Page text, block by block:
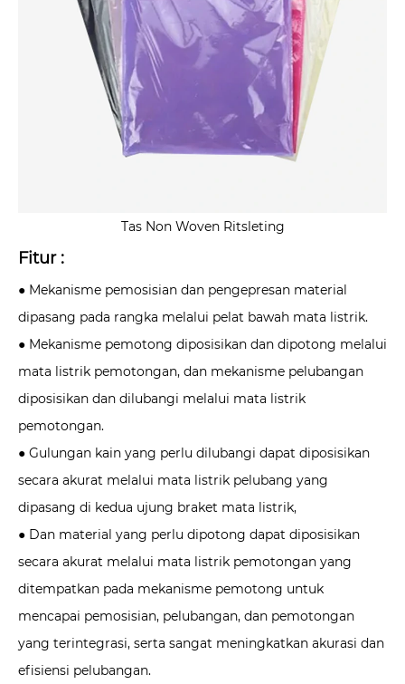
Tas Non Woven Ritsleting
Fitur :
● Mekanisme pemosisian dan pengepresan material
dipasang pada rangka melalui pelat bawah mata listrik.
● Mekanisme pemotong diposisikan dan dipotong melalui
mata listrik pemotongan, dan mekanisme pelubangan
diposisikan dan dilubangi melalui mata listrik
pemotongan.
● Gulungan kain yang perlu dilubangi dapat diposisikan
secara akurat melalui mata listrik pelubang yang
dipasang di kedua ujung braket mata listrik,
● Dan material yang perlu dipotong dapat diposisikan
secara akurat melalui mata listrik pemotongan yang
ditempatkan pada mekanisme pemotong untuk
mencapai pemosisian, pelubangan, dan pemotongan
yang terintegrasi, serta sangat meningkatkan akurasi dan
efisiensi pelubangan.